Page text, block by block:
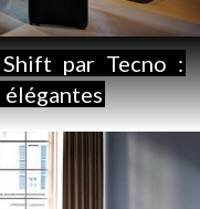
Shift par Tecno :
élégantes